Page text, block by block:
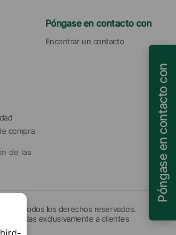
Póngase en contacto con
Encontrar un contacto
compra
de las
Todos los derechos reservados.
exclusivamente a clientes
Póngase en contacto con